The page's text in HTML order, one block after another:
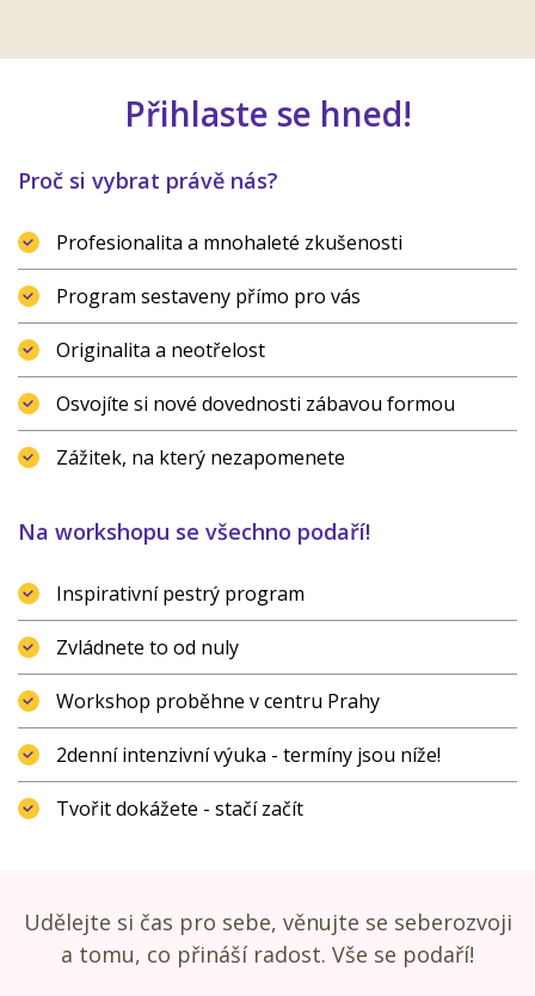
Přihlaste se hned!
Proč si vybrat právě nás?
Profesionalita a mnohaleté zkušenosti
Program sestaveny přímo pro vás
Originalita a neotřelost
Osvojíte si nové dovednosti zábavou formou
Zážitek, na který nezapomenete
Na workshopu se všechno podaří!
Inspirativní pestrý program
Zvládnete to od nuly
Workshop proběhne v centru Prahy
2denní intenzivní výuka - termíny jsou níže!
Tvořit dokážete - stačí začít
Udělejte si čas pro sebe, věnujte se seberozvoji
a tomu, co přináší radost. Vše se podaří!